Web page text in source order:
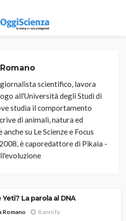
scientifico, lavora
all'Università degli Studi di
studia il comportamento
di animali, natura ed
su Le Scienze e Focus
è caporedattore di Pikaia -
La parola al DNA
Romano 8 anni fa